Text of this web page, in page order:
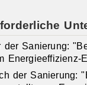
der Sanierung:
Energieeffizienz-
der Sanierung: